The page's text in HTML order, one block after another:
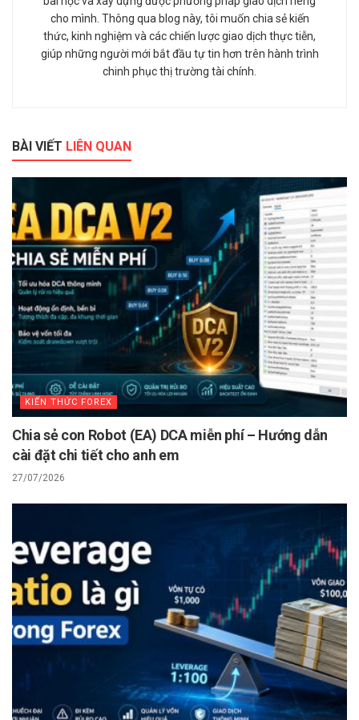
cho mình. Thông qua blog này, tôi muốn chia sẻ kiến
thức, kinh nghiệm và các chiến lược giao dịch thực tiễn,
giúp những người mới bắt đầu tự tin hơn trên hành trình
chinh phục thị trường tài chính.
BÀI VIẾT LIÊN QUAN
KIẾN THỨC FOREX
Chia sẻ con Robot (EA) DCA miễn phí – Hướng dẫn
cài đặt chi tiết cho anh em
27/07/2026